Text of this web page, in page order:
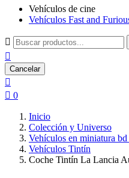
Vehículos de cine
Vehículos Fast and


Cancelar

 0
Inicio
Colección y Universo
Vehículos en miniatura
Vehículos Tintín
Coche Tintín La Lancia